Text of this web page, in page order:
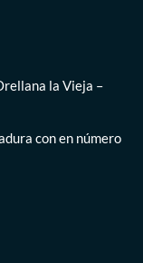
la Vieja –
con en número